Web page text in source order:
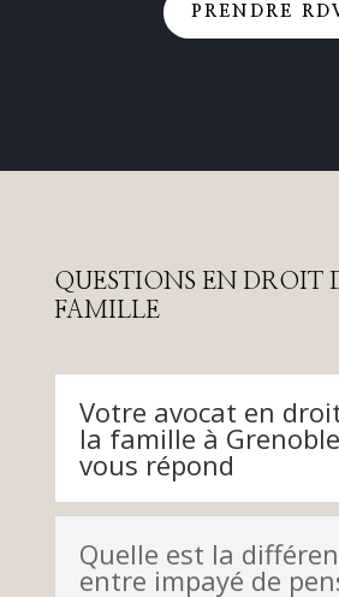
PRENDRE
QUESTIONS EN DROIT
FAMILLE
Votre avocat en
la famille à Grenoble
vous répond
Quelle est la
entre impayé de